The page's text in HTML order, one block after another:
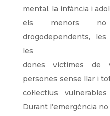
mental, la infància i
els menors no
drogodependents,
les
dones víctimes de
persones sense llar i
col·lectius
Durant l’emergència